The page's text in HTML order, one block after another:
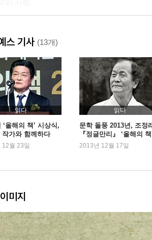
은 일기장
평범하구나
원래……
수 없는 관계
서 가장 부러운 커플
극에 버려진 펭귄
순간
분간의 지극한 행복
연애
는 모두 섬이다
, 너무 바빠서
스 기사 (13개)
읽다
‘올해의 책’ 시상식,
작가와 함께하다
월 23일
읽다
문학 돌풍 2013년, 조정
『정글만리』 ‘올해의 책
위
2013년 12월 17일
미지